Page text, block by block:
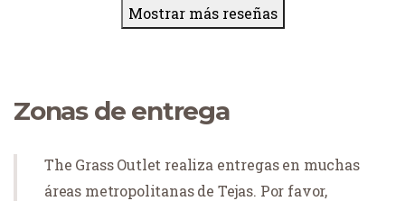
Mostrar más reseñas
Zonas de entrega
The Grass Outlet realiza entregas en muchas
áreas metropolitanas de Tejas. Por favor,